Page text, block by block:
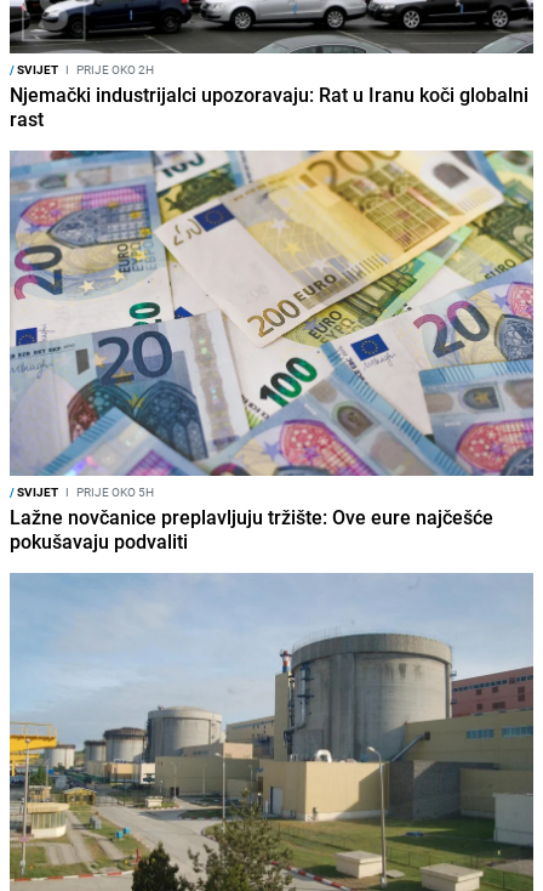
/SVIJET I PRIJE OKO 2H
Njemački industrijalci upozoravaju: Rat u Iranu koči globalni
rast
/SVIJET I PRIJE OKO 5H
Lažne novčanice preplavljuju tržište: Ove eure najčešće
pokušavaju podvaliti